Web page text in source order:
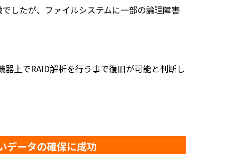
したが、ファイルシステムに一部の論理障害
上でRAID解析を行う事で復旧が可能と判断し
データの確保に成功